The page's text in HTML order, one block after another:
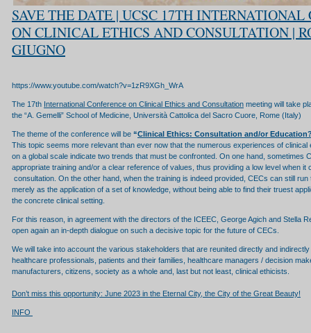
SAVE THE DATE | UCSC 17TH INTERNATIONAL
ON CLINICAL ETHICS AND CONSULTATION |
GIUGNO
https://www.youtube.com/watch?v=1zR9XGh_WrA
The 17th International Conference on Clinical Ethics and Consultation meeting will take
the “A. Gemelli” School of Medicine, Università Cattolica del Sacro Cuore, Rome (Italy)
The theme of the conference will be “Clinical Ethics: Consultation and/or
This topic seems more relevant than ever now that the numerous experiences of
on a global scale indicate two trends that must be confronted. On one hand, sometimes
appropriate training and/or a clear reference of values, thus providing a low level when it
consultation. On the other hand, when the training is indeed provided, CECs can still
merely as the application of a set of knowledge, without being able to find their truest
the concrete clinical setting.
For this reason, in agreement with the directors of the ICEEC, George Agich and Stella
open again an in-depth dialogue on such a decisive topic for the future of CECs.
We will take into account the various stakeholders that are reunited directly and indirectly
healthcare professionals, patients and their families, healthcare managers / decision
manufacturers, citizens, society as a whole and, last but not least, clinical ethicists.
Don’t miss this opportunity: June 2023 in the Eternal City, the City of the Great Beauty!
INFO